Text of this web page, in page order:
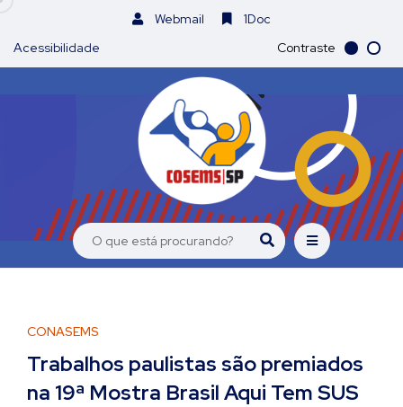
Webmail
1Doc
Acessibilidade
Contraste
CONASEMS
Trabalhos paulistas são premiados
na 19ª Mostra Brasil Aqui Tem SUS